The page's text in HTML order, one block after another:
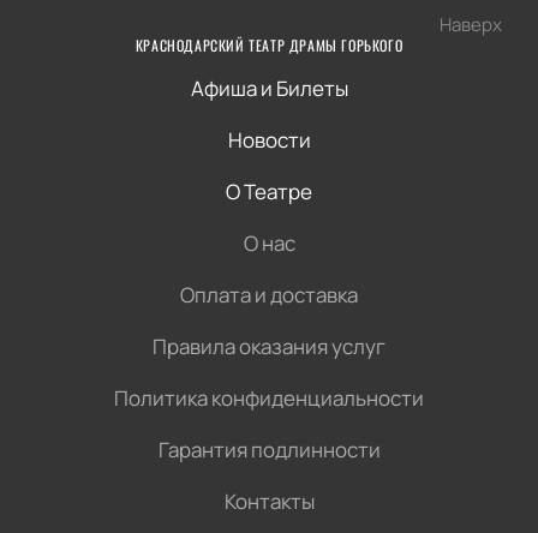
Наверх
КРАСНОДАРСКИЙ ТЕАТР ДРАМЫ ГОРЬКОГО
Афиша и Билеты
Новости
О Театре
О нас
Оплата и доставка
Правила оказания услуг
Политика конфиденциальности
Гарантия подлинности
Контакты